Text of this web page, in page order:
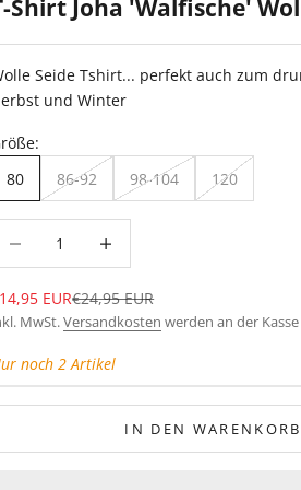
Shirt Joha 'Walfische'
Seide Tshirt... perfekt auch zum
und Winter
80
86-92 98-104 120
EURRegulärer Preis
€24,95 EUR
MwSt.Versandkosten werden an der
noch 2 Artikel
IN DEN WARENKORB